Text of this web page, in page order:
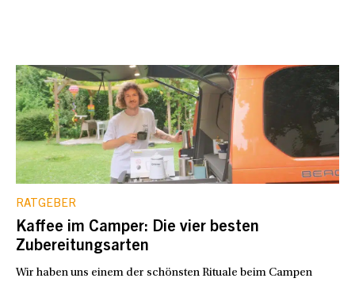
RATGEBER
Kaffee im Camper: Die vier besten
Zubereitungsarten
Wir haben uns einem der schönsten Rituale beim Campen